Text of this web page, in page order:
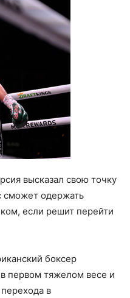
высказал свою точку
сможет одержать
если решит перейти
боксер
в первом тяжелом весе и
в